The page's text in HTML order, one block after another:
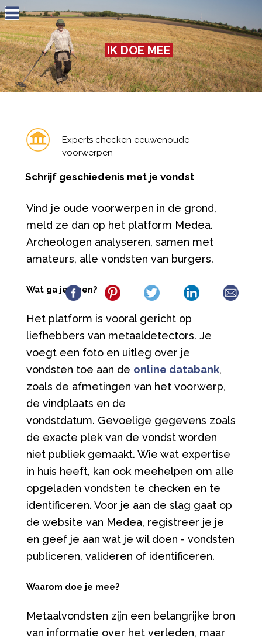
Jump to navigation
IK DOE MEE
Experts checken eeuwenoude
voorwerpen
Schrijf geschiedenis met je vondst
Vind je oude voorwerpen in de grond,
meld ze dan op het platform Medea.
Archeologen analyseren, samen met
amateurs, alle vondsten van burgers.
Wat ga je doen?
Het platform is vooral gericht op
liefhebbers van metaaldetectors. Je
voegt een foto en uitleg over je
vondsten toe aan de online databank,
zoals de afmetingen van het voorwerp,
de vindplaats en de
vondstdatum. Gevoelige gegevens zoals
de exacte plek van de vondst worden
niet publiek gemaakt. Wie wat expertise
in huis heeft, kan ook meehelpen om alle
opgeladen vondsten te checken en te
identificeren. Voor je aan de slag gaat op
de website van Medea, registreer je je
en geef je aan wat je wil doen - vondsten
publiceren, valideren of identificeren.
Waarom doe je mee?
Metaalvondsten zijn een belangrijke bron
van informatie over het verleden, maar